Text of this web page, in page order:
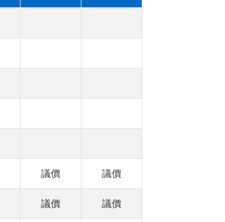
議價 議價
議價 議價